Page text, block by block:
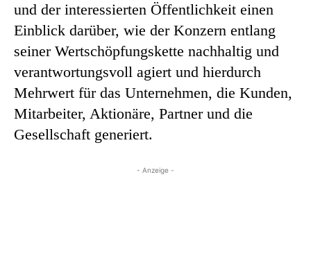
und der interessierten Öffentlichkeit einen
Einblick darüber, wie der Konzern entlang
seiner Wertschöpfungskette nachhaltig und
verantwortungsvoll agiert und hierdurch
Mehrwert für das Unternehmen, die Kunden,
Mitarbeiter, Aktionäre, Partner und die
Gesellschaft generiert.
- Anzeige -